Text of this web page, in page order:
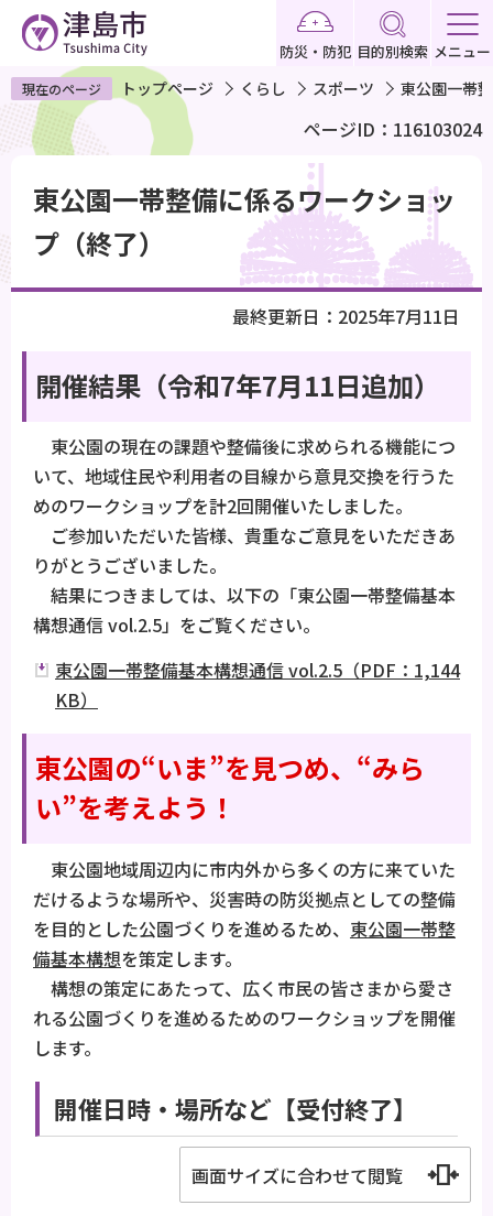
ペ
ー
で
す
防災・防犯 目的別検索 メニュー
現在のページ トップページ くらし スポーツ 東公園一帯
ページID：116103024
か
東公園一帯整備に係るワークショッ
プ（終了）
最終更新日：2025年7月11日
開催結果（令和7年7月11日追加）
東公園の現在の課題や整備後に求められる機能につ
いて、地域住民や利用者の目線から意見交換を行うた
めのワークショップを計2回開催いたしました。
ご参加いただいた皆様、貴重なご意見をいただきあ
りがとうございました。
結果につきましては、以下の「東公園一帯整備基本
構想通信 vol.2.5」をご覧ください。
東公園一帯整備基本構想通信 vol.2.5（PDF：1,144
KB）
東公園の“いま”を見つめ、“みら
い”を考えよう！
東公園地域周辺内に市内外から多くの方に来ていた
だけるような場所や、災害時の防災拠点としての整備
を目的とした公園づくりを進めるため、 東公園一帯整
備基本構想を策定します。
構想の策定にあたって、広く市民の皆さまから愛さ
れる公園づくりを進めるためのワークショップを開催
します。
開催日時・場所など【受付終了】
画面サイズに合わせて閲覧